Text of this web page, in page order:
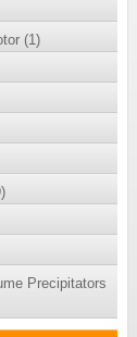
(1)
Precipitators